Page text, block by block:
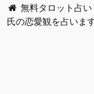
無料タロット占い
氏の恋愛観を占いま